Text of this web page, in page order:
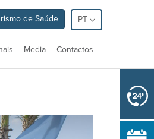
de Saúde PT
Media Contactos